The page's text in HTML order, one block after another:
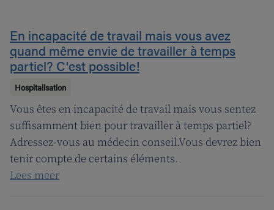
En incapacité de travail mais vous avez
quand même envie de travailler à temps
partiel? C'est possible!
Hospitalisation
Vous êtes en incapacité de travail mais vous sentez
suffisamment bien pour travailler à temps partiel?
Adressez-vous au médecin conseil.Vous devrez bien
tenir compte de certains éléments.
Lees meer